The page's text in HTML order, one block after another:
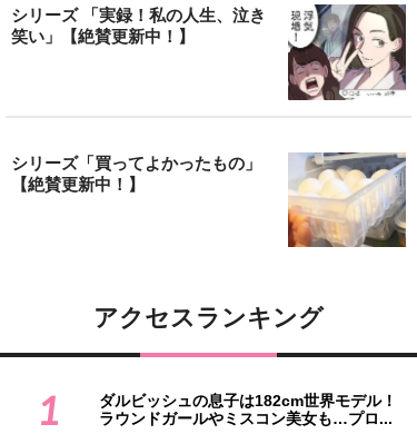
シリーズ 「実録！私の人生、泣き
笑い」【絶賛更新中！】
シリーズ「買ってよかったもの」
【絶賛更新中！】
アクセスランキング
1
ダルビッシュの息子は182cm世界モデル！
ラウンドガールやミスコン美女も…プロ...